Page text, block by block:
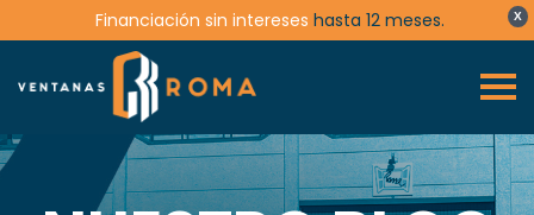
X
Financiación sin intereses hasta 12 meses.